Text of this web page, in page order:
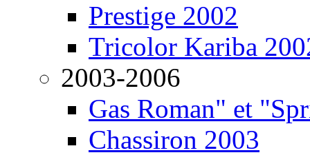
Prestige 2002
Tricolor Kariba
2003-2006
Gas Roman" et
Chassiron 2003